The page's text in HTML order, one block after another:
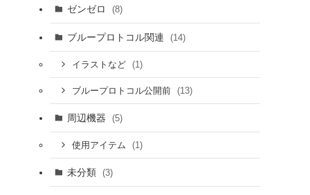
ゼンゼロ (8)
ブループロトコル関連 (14)
イラストなど (1)
ブループロトコル公開前 (13)
周辺機器 (5)
使用アイテム (1)
未分類 (3)